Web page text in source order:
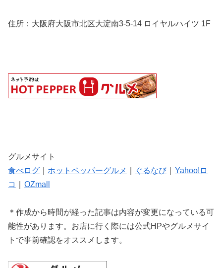
住所：大阪府大阪市北区大淀南3-5-14 ロイヤルハイツ 1F
グルメサイト
食べログ
ホットペッパーグルメ ぐるなび｜ Yahoo!ロ
コ
OZmall
＊作成から時間が経った記事は内容が変更になっている可
能性があります。お店に行く際には公式HPやグルメサイ
トで事前確認をオススメします。